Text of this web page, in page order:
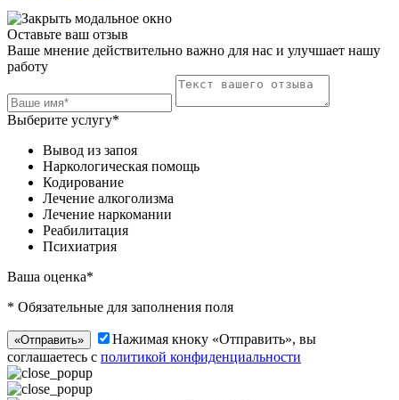
Оставьте ваш отзыв
Ваше мнение действительно важно для нас и улучшает нашу
работу
Выберите услугу*
Вывод из запоя
Наркологическая помощь
Кодирование
Лечение алкоголизма
Лечение наркомании
Реабилитация
Психиатрия
Ваша оценка*
* Обязательные для заполнения поля
«Отправить»
Нажимая кноку «Отправить», вы
соглашаетесь с политикой конфиденциальности